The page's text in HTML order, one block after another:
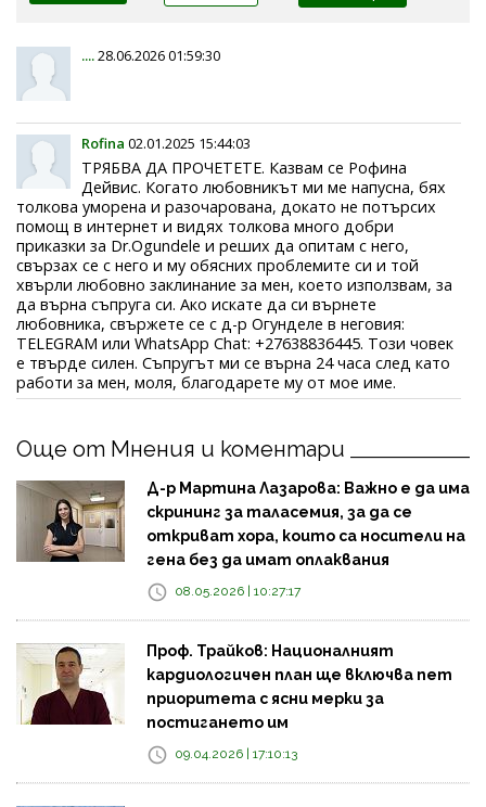
....28.06.2026 01:59:30
Rofina 02.01.2025 15:44:03
ТРЯБВА ДА ПРОЧЕТЕТЕ. Казвам се Рофина
Дейвис. Когато любовникът ми ме напусна, бях
толкова уморена и разочарована, докато не потърсих
помощ в интернет и видях толкова много добри
приказки за Dr.Ogundele и реших да опитам с него,
свързах се с него и му обясних проблемите си и той
хвърли любовно заклинание за мен, което използвам, за
да върна съпруга си. Ако искате да си върнете
любовника, свържете се с д-р Огунделе в неговия:
TELEGRAM или WhatsApp Chat: +27638836445. Този човек
е твърде силен. Съпругът ми се върна 24 часа след като
работи за мен, моля, благодарете му от мое име.
Още от Мнения и коментари
Д-р Мартина Лазарова: Важно е да има
скрининг за таласемия, за да се
откриват хора, които са носители на
гена без да имат оплаквания
08.05.2026 | 10:27:17
Проф. Трайков: Националният
кардиологичен план ще включва пет
приоритета с ясни мерки за
постигането им
09.04.2026 | 17:10:13